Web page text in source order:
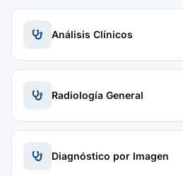
Análisis Clínicos
Radiología General
Diagnóstico por Imagen